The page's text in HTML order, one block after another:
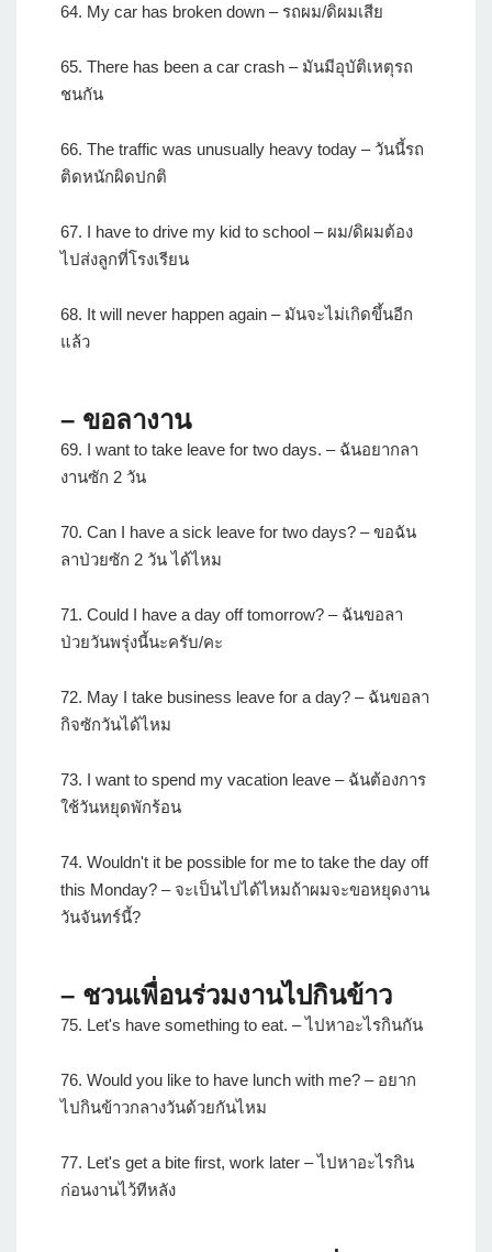
64. My car has broken down – รถผม/ดิผมเสีย
65. There has been a car crash – มันมีอุบัติเหตุรถ
ชนกัน
66. The traffic was unusually heavy today – วันนี้รถ
ติดหนักผิดปกติ
67. I have to drive my kid to school – ผม/ดิผมต้อง
ไปส่งลูกที่โรงเรียน
68. It will never happen again – มันจะไม่เกิดขึ้นอีก
แล้ว
– ขอลางาน
69. I want to take leave for two days. – ฉันอยากลา
งานซัก 2 วัน
70. Can I have a sick leave for two days? – ขอฉัน
ลาป่วยซัก 2 วัน ได้ไหม
71. Could I have a day off tomorrow? – ฉันขอลา
ป่วยวันพรุ่งนี้นะครับ/คะ
72. May I take business leave for a day? – ฉันขอลา
กิจซักวันได้ไหม
73. I want to spend my vacation leave – ฉันต้องการ
ใช้วันหยุดพักร้อน
74. Wouldn't it be possible for me to take the day off
this Monday? – จะเป็นไปได้ไหมถ้าผมจะขอหยุดงาน
วันจันทร์นี้?
– ชวนเพื่อนร่วมงานไปกินข้าว
75. Let's have something to eat. – ไปหาอะไรกินกัน
76. Would you like to have lunch with me? – อยาก
ไปกินข้าวกลางวันด้วยกันไหม
77. Let's get a bite first, work later – ไปหาอะไรกิน
ก่อนงานไว้ทีหลัง